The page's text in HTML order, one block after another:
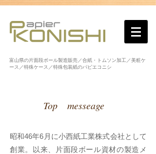
富山県の片面段ボール製造販売／合紙・トムソン加工／美粧ケ
ース／特殊ケース／特殊包装紙のパピエコニシ
Top messeage
昭和46年6月に小西紙工業株式会社として
創業。以来、片面段ボール資材の製造メ